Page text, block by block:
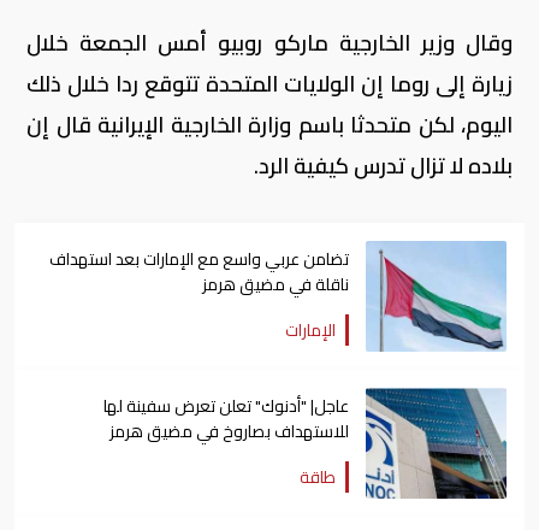
وقال وزير الخارجية ماركو ​روبيو أمس الجمعة خلال
زيارة إلى روما إن الولايات المتحدة تتوقع ردا خلال ذلك
اليوم، لكن متحدثا باسم وزارة الخارجية الإيرانية قال إن
بلاده لا ​تزال تدرس كيفية الرد.
تضامن عربي واسع مع الإمارات بعد استهداف
ناقلة في مضيق هرمز
الإمارات
عاجل| "أدنوك" تعلن تعرض سفينة لها
للاستهداف بصاروخ في مضيق هرمز
طاقة